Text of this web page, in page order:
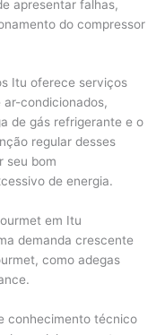
apresentar falhas,
do compressor
Itu oferece serviços
condicionados,
de gás refrigerante e o
regular desses
seu bom
de energia.
em Itu
demanda crescente
como adegas
conhecimento técnico